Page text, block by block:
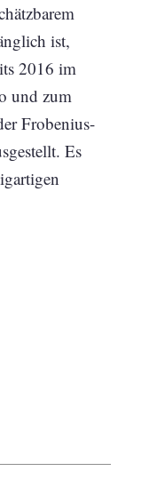
ist,
2016 im
und zum
Frobenius-
Es